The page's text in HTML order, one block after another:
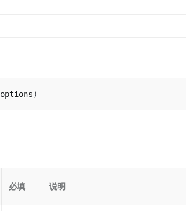
options)
必填 说明